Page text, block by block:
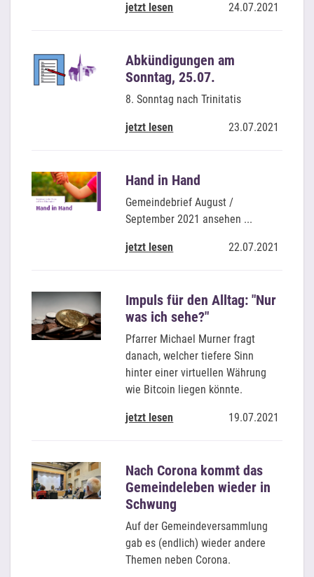
jetzt lesen 24.07.2021
Abkündigungen am
Sonntag, 25.07.
8. Sonntag nach Trinitatis
jetzt lesen 23.07.2021
Hand in Hand
Gemeindebrief August /
September 2021 ansehen ...
jetzt lesen 22.07.2021
Impuls für den Alltag: "Nur
was ich sehe?"
Pfarrer Michael Murner fragt
danach, welcher tiefere Sinn
hinter einer virtuellen Währung
wie Bitcoin liegen könnte.
jetzt lesen 19.07.2021
Nach Corona kommt das
Gemeindeleben wieder in
Schwung
Auf der Gemeindeversammlung
gab es (endlich) wieder andere
Themen neben Corona.